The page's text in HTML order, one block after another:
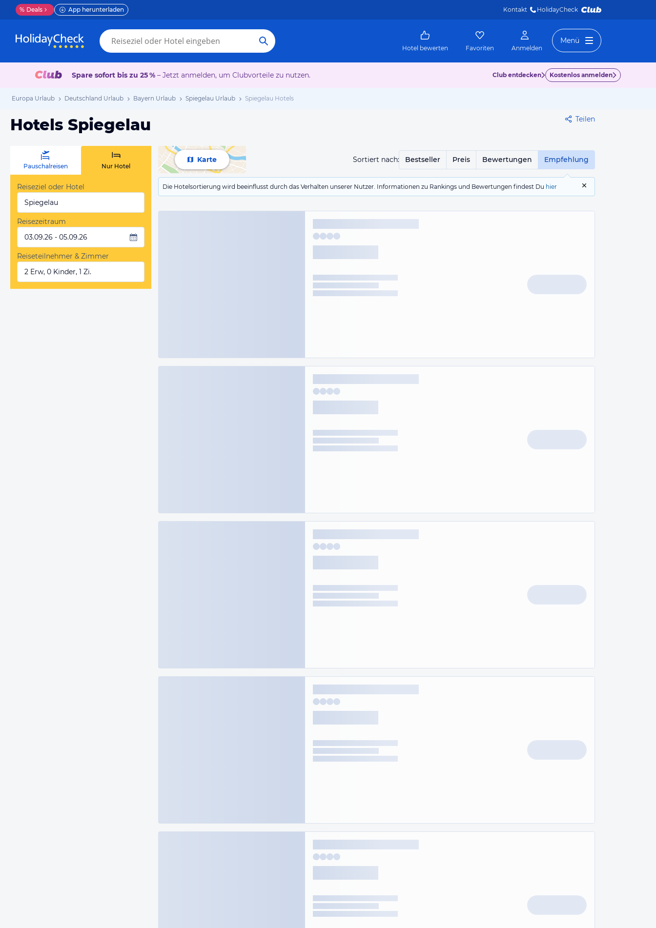
% Deals App herunterladen Kontakt HolidayCheck
Hotel bewerten Favoriten Anmelden
Menü
Spare sofort bis zu 25 % – Jetzt anmelden, um Clubvorteile zu nutzen. Club entdecken Kostenlos anmelden
Europa Urlaub Deutschland Urlaub Bayern Urlaub Spiegelau Urlaub Spiegelau Hotels
Hotels Spiegelau Teilen
Karte Sortiert nach: Bestseller Preis Bewertungen Empfehlung
Die Hotelsortierung wird beeinflusst durch das Verhalten unserer Nutzer. Informationen zu Rankings und Bewertungen findest Du hier
Pauschalreisen Nur Hotel
Reiseziel oder Hotel
Spiegelau
Reisezeitraum
03.09.26 - 05.09.26
Reiseteilnehmer & Zimmer
2 Erw, 0 Kinder, 1 Zi.